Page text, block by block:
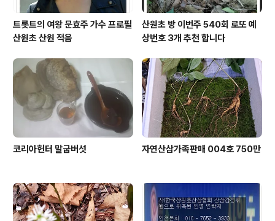
트롯트의 여왕 문효주 가수 프로필
산원초 산원 적음
산원초 방 이번주 540회 로또 예
상번호 3개 추천 합니다
코리아헌터 말굽버섯 자연산삼가족판매 004호 750만